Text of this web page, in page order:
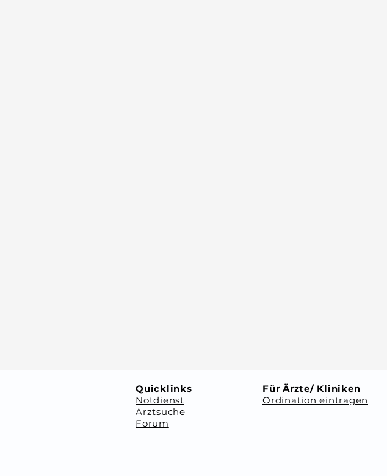
Quicklinks
Notdienst
Arztsuche
Forum
Für Ärzte/ Kliniken
Ordination eintragen